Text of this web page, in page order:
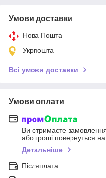
Умови доставки
Нова Пошта
Укрпошта
Всі умови доставки
Умови оплати
Ви отримаєте замовлення
або гроші повернуться
Детальніше
Післяплата